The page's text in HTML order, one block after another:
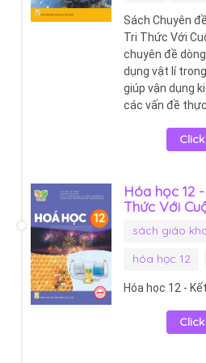
Sách Chuyên
Tri Thức Với
chuyên đề
dụng vật lí
giúp vận dụng
các vấn đề
Hóa học 12
Thức Với
sách giáo
hóa học 12
Hóa học 12 -